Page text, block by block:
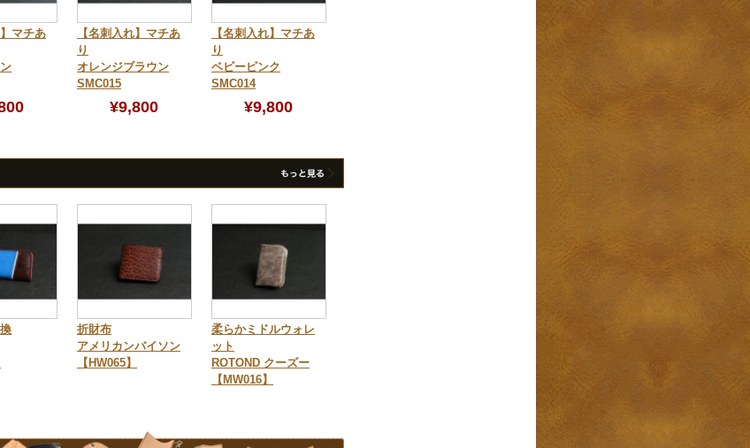
】マチあ
【名刺入れ】マチあ
り
オレンジブラウン
SMC015
¥9,800
【名刺入れ】マチあ
り
ベビーピンク
SMC014
¥9,800
折財布
アメリカンバイソン
【HW065】
柔らかミドルウォレ
ット
ROTOND クーズー
【MW016】